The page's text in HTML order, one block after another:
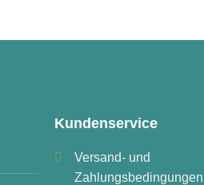
Kundenservice
Versand- und
Zahlungsbedingungen